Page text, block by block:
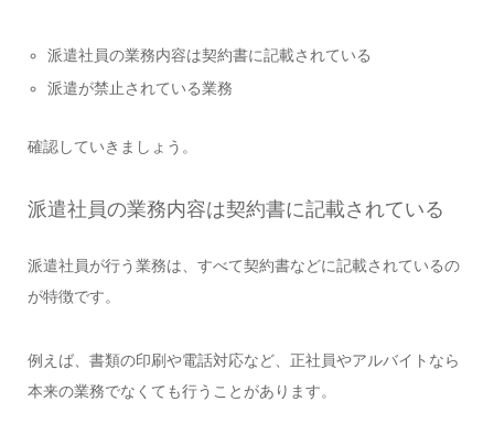
派遣社員の業務内容は契約書に記載されている
派遣が禁止されている業務
確認していきましょう。
派遣社員の業務内容は契約書に記載されている
派遣社員が行う業務は、すべて契約書などに記載されているの
が特徴です。
例えば、書類の印刷や電話対応など、正社員やアルバイトなら
本来の業務でなくても行うことがあります。